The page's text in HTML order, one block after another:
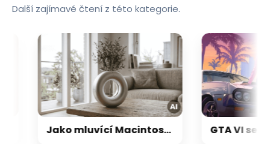
Další zajímavé čtení z této kategorie.
Jako mluvící Macintosh: OpenAI a Jony Ive chystají přelomový repráček, který bude reagovat i pohybem